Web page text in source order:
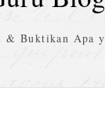
& Buktikan Apa